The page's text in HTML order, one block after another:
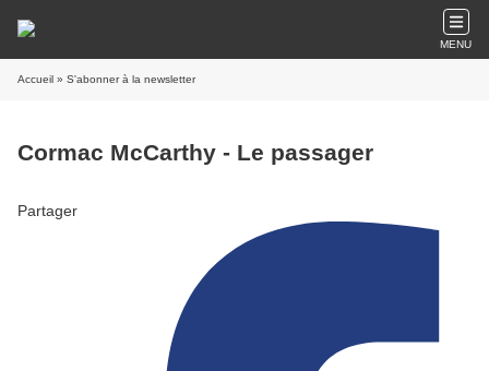
MENU
Accueil » S'abonner à la newsletter
Cormac McCarthy - Le passager
Partager